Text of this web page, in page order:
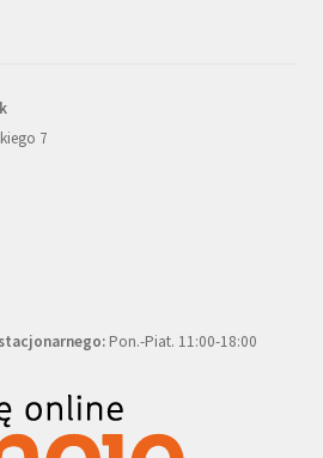
7
Pon.-Piat. 11:00-18:00